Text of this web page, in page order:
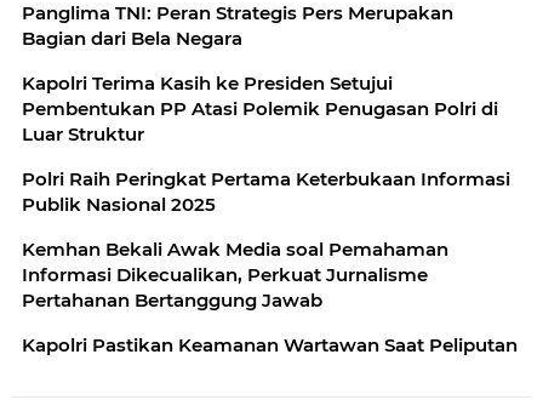
Panglima TNI: Peran Strategis Pers Merupakan
Bagian dari Bela Negara
Kapolri Terima Kasih ke Presiden Setujui
Pembentukan PP Atasi Polemik Penugasan Polri di
Luar Struktur
Polri Raih Peringkat Pertama Keterbukaan Informasi
Publik Nasional 2025
Kemhan Bekali Awak Media soal Pemahaman
Informasi Dikecualikan, Perkuat Jurnalisme
Pertahanan Bertanggung Jawab
Kapolri Pastikan Keamanan Wartawan Saat Peliputan